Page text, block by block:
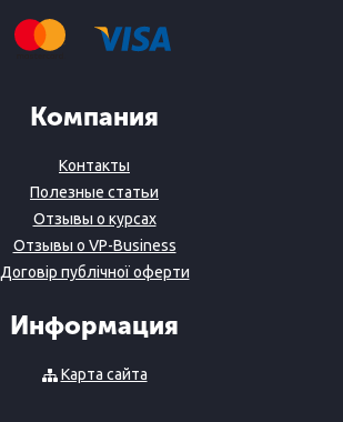
Компания
Контакты
Полезные статьи
Отзывы о курсах
Отзывы о VP-Business
Договір публічної оферти
Информация
Карта сайта